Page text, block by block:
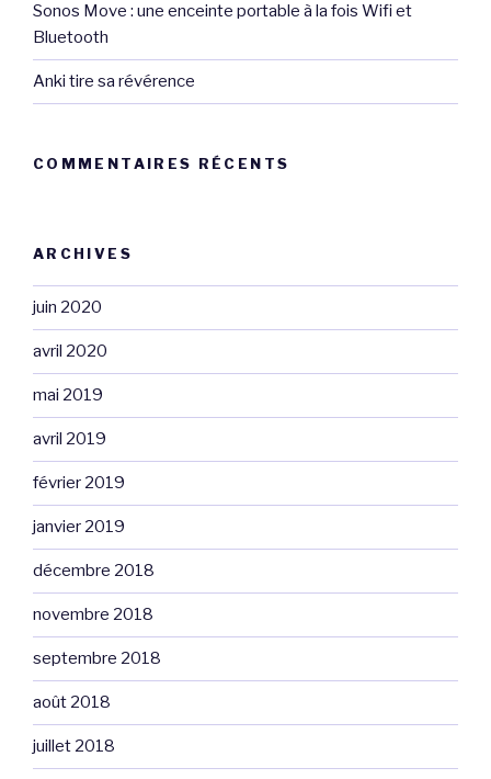
Sonos Move : une enceinte portable à la fois Wifi et
Bluetooth
Anki tire sa révérence
COMMENTAIRES RÉCENTS
ARCHIVES
juin 2020
avril 2020
mai 2019
avril 2019
février 2019
janvier 2019
décembre 2018
novembre 2018
septembre 2018
août 2018
juillet 2018